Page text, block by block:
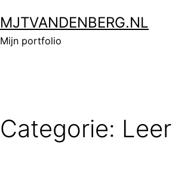
naar
de
MJTVANDENBERG.NL
Mijn portfolio
Categorie: Leer